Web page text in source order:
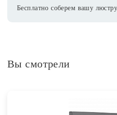
Бесплатно соберем вашу
Вы смотрели